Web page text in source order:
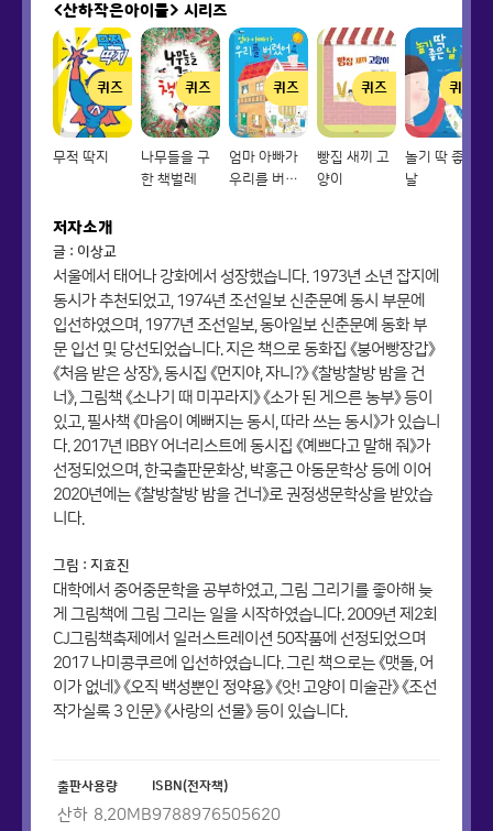
<산하작은아이들> 시리즈
퀴즈
무적 딱지
퀴즈
나무들을 구
한 책벌레
퀴즈
엄마 아빠가
우리를 버렸
퀴즈
빵집 새끼 고
양이
퀴즈
놀기 딱 좋은
날
저자소개
글 : 이상교
서울에서 태어나 강화에서 성장했습니다. 1973년 소년 잡지에
동시가 추천되었고, 1974년 조선일보 신춘문예 동시 부문에
입선하였으며, 1977년 조선일보, 동아일보 신춘문예 동화 부
문 입선 및 당선되었습니다. 지은 책으로 동화집 《붕어빵장갑》
《처음 받은 상장》, 동시집 《먼지야, 자니?》 《찰방찰방 밤을 건
너》, 그림책 《소나기 때 미꾸라지》 《소가 된 게으른 농부》 등이
있고, 필사책 《마음이 예뻐지는 동시, 따라 쓰는 동시》가 있습니
다. 2017년 IBBY 어너리스트에 동시집 《예쁘다고 말해 줘》가
선정되었으며, 한국출판문화상, 박홍근 아동문학상 등에 이어
2020년에는 《찰방찰방 밤을 건너》로 권정생문학상을 받았습
니다.
그림 : 지효진
대학에서 중어중문학을 공부하였고, 그림 그리기를 좋아해 늦
게 그림책에 그림 그리는 일을 시작하였습니다. 2009년 제2회
CJ그림책축제에서 일러스트레이션 50작품에 선정되었으며
2017 나미콩쿠르에 입선하였습니다. 그린 책으로는 《맷돌, 어
이가 없네》 《오직 백성뿐인 정약용》 《앗! 고양이 미술관》 《조선
작가실록 3 인문》 《사랑의 선물》 등이 있습니다.
출판사
산하
용량
8.20MB
ISBN(전자책)
9788976505620